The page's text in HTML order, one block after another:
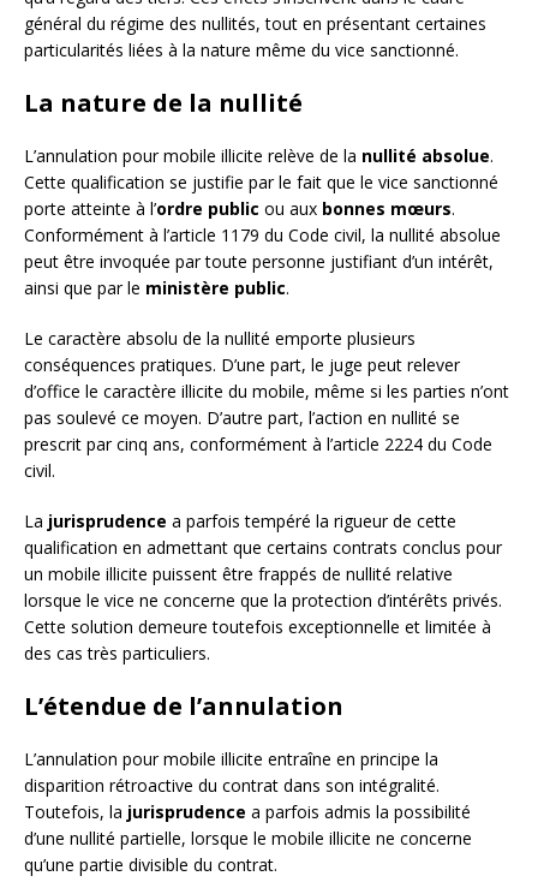
général du régime des nullités, tout en présentant certaines
particularités liées à la nature même du vice sanctionné.
La nature de la nullité
L’annulation pour mobile illicite relève de la nullité absolue.
Cette qualification se justifie par le fait que le vice sanctionné
porte atteinte à l’ordre public ou aux bonnes mœurs.
Conformément à l’article 1179 du Code civil, la nullité absolue
peut être invoquée par toute personne justifiant d’un intérêt,
ainsi que par le ministère public.
Le caractère absolu de la nullité emporte plusieurs
conséquences pratiques. D’une part, le juge peut relever
d’office le caractère illicite du mobile, même si les parties n’ont
pas soulevé ce moyen. D’autre part, l’action en nullité se
prescrit par cinq ans, conformément à l’article 2224 du Code
civil.
La jurisprudence a parfois tempéré la rigueur de cette
qualification en admettant que certains contrats conclus pour
un mobile illicite puissent être frappés de nullité relative
lorsque le vice ne concerne que la protection d’intérêts privés.
Cette solution demeure toutefois exceptionnelle et limitée à
des cas très particuliers.
L’étendue de l’annulation
L’annulation pour mobile illicite entraîne en principe la
disparition rétroactive du contrat dans son intégralité.
Toutefois, la jurisprudence a parfois admis la possibilité
d’une nullité partielle, lorsque le mobile illicite ne concerne
qu’une partie divisible du contrat.